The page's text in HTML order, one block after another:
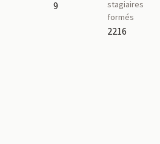
9
stagiaires
formés
2216